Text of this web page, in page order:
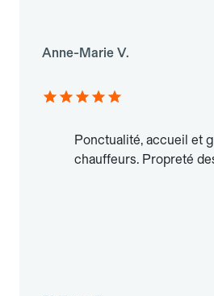
Anne-Marie V.
Ponctualité, accueil et
chauffeurs. Propreté